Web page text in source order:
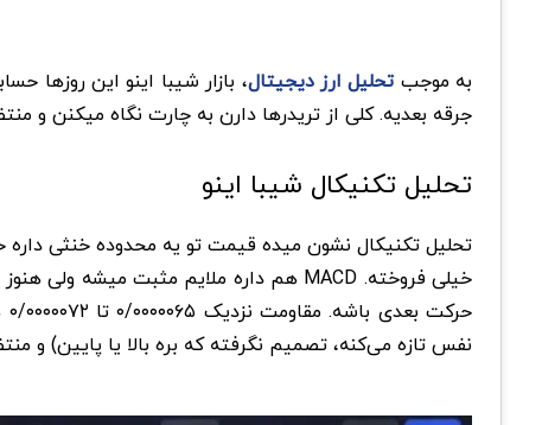
به موجب تحلیل ارز دیجیتال
جرقه بعدیه. کلی از تریدرها دارن به چارت نگاه میکنن و
تحلیل تکنیکال شیبا اینو
نفس تازه می‌کنه، تصمیم نگرفته که بره بالا یا پایین)